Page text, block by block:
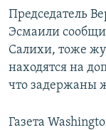
АРХИВ
Հայերեն
English
Русский
Председатель
Эсмаили
Салихи, тоже
находятся на
что задержаны
Газета